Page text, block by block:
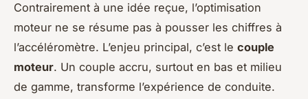
Contrairement à une idée reçue, l’optimisation
moteur ne se résume pas à pousser les chiffres à
l’accéléromètre. L’enjeu principal, c’est le couple
moteur. Un couple accru, surtout en bas et milieu
de gamme, transforme l’expérience de conduite.